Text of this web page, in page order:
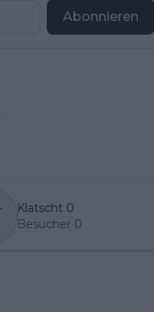
Abonnieren
Klatscht 0
Besucher 0